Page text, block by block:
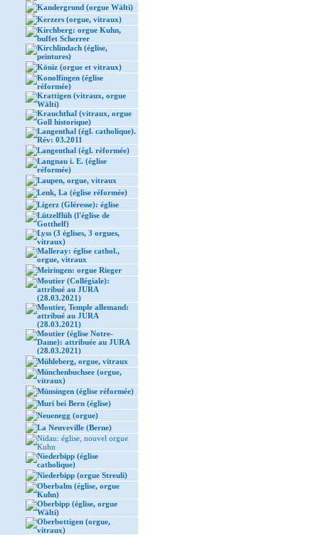
Kandergrund (orgue Wälti)
Kerzers (orgue, vitraux)
Kirchberg: orgue Kuhn,
buffet Scherrer
Kirchlindach (église,
peintures)
Köniz (orgue et vitraux)
Konolfingen (église
réformée)
Krattigen (vitraux, orgue
Wälti)
Krauchthal (vitraux, orgue
Goll historique)
Langenthal (égl. catholique).
Rév: 03.2011
Langenthal (égl. réformée)
Langnau i. E. (église
réformée)
Laupen, orgue, vitraux
Lenk, La (église réformée)
Ligerz (Gléresse): église
Lützelflüh (l'église de
Gotthelf)
Lyss (3 églises, 3 orgues,
vitraux)
Malleray: église cathol.,
orgue, vitraux
Meiringen: orgue Rieger
Moutier (Collégiale):
attribué au JURA
(28.03.2021)
Moutier, Temple allemand:
attribué au JURA
(28.03.2021)
Moutier (église Notre-
Dame): attribuée au JURA
(28.03.2021)
Mühleberg, orgue, vitraux
Münchenbuchsee (orgue,
vitraux)
Münsingen (église réformée)
Muri bei Bern (église)
Neuenegg (orgue)
La Neuveville (Berne)
Nidau: église, nouvel orgue
Kuhn
Niederbipp (église
catholique)
Niederbipp (orgue Streuli)
Oberbalm (église, orgue
Kuhn)
Oberbipp (église, orgue
Wälti)
Oberbottigen (orgue,
vitraux)